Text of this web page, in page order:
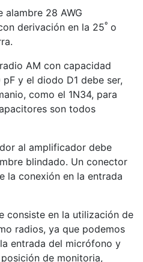
alambre 28 AWG
derivación en la 25º o
AM con capacidad
y el diodo D1 debe ser,
como el 1N34, para
son todos
al amplificador debe
blindado. Un conector
la conexión en la entrada
consiste en la utilización de
radios, ya que podemos
entrada del micrófono y
de monitoria,